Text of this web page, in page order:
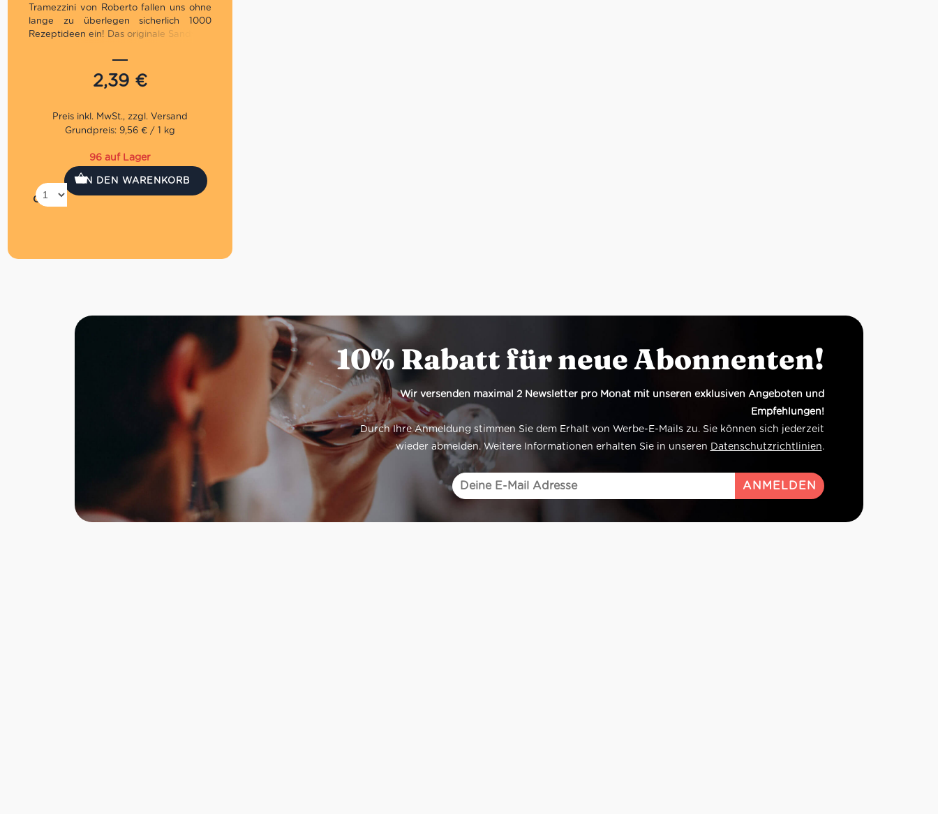
Tramezzini von Roberto fallen uns ohne
lange zu überlegen sicherlich 1000
Rezeptideen ein! Das originale Sandwich
den italienischen Weißbroten. Es eignet
sich eeignet für Sandwiches, zum
Aufrollen und für kleine Häppchen. Es ist
Zutaten hervor. Dieses Tramezzini-Brot
Geeignet für Vegetarier
Hergestellt ohne tierische Fette
Ohne Milch und Derivate
2,39 €
Grundpreis: 9,56 € / 1 kg
96 auf Lager
Qty
IN DEN WARENKORB
10% Rabatt für neue Abonnenten!
Wir versenden maximal 2 Newsletter pro Monat mit unseren exklusiven Angeboten und
Empfehlungen!
Durch Ihre Anmeldung stimmen Sie dem Erhalt von Werbe-E-Mails zu. Sie können sich jederzeit
wieder abmelden. Weitere Informationen erhalten Sie in unseren Datenschutzrichtlinien.